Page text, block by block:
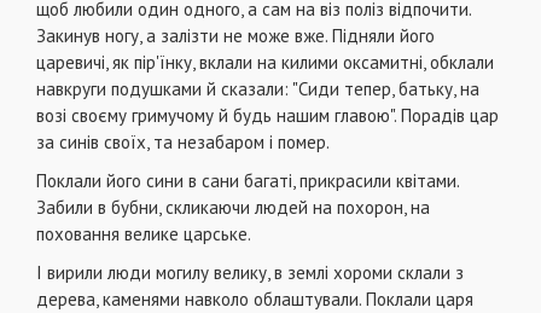
щоб любили один одного, а сам на віз поліз відпочити.
Закинув ногу, а залізти не може вже. Підняли його
царевичі, як пір'їнку, вклали на килими оксамитні, обклали
навкруги подушками й сказали: "Сиди тепер, батьку, на
возі своєму гримучому й будь нашим главою". Порадів цар
за синів своїх, та незабаром і помер.
Поклали його сини в сани багаті, прикрасили квітами.
Забили в бубни, скликаючи людей на похорон, на
поховання велике царське.
І вирили люди могилу велику, в землі хороми склали з
дерева, каменями навколо облаштували. Поклали царя